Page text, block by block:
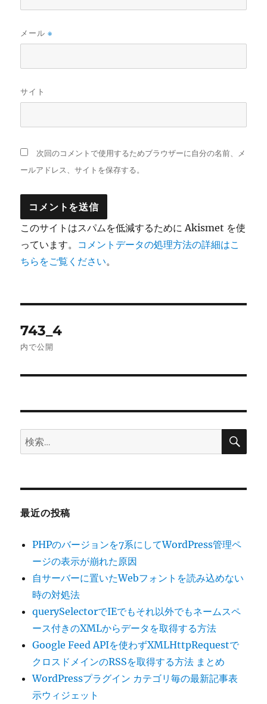
メール※
サイト
次回のコメントで使用するためブラウザーに自分の名前、メ
ールアドレス、サイトを保存する。
このサイトはスパムを低減するために Akismet を使
っています。 コメントデータの処理方法の詳細はこ
ちらをご覧ください。
稿
ゲ
ー
ョ
ン
743_4
内で公開
検
索:
検
最近の投稿
PHPのバージョンを7系にしてWordPress管理ペ
ージの表示が崩れた原因
自サーバーに置いたWebフォントを読み込めない
時の対処法
querySelectorでIEでもそれ以外でもネームスペ
ース付きのXMLからデータを取得する方法
Google Feed APIを使わずXMLHttpRequestで
クロスドメインのRSSを取得する方法 まとめ
WordPressプラグイン カテゴリ毎の最新記事表
示ウィジェット